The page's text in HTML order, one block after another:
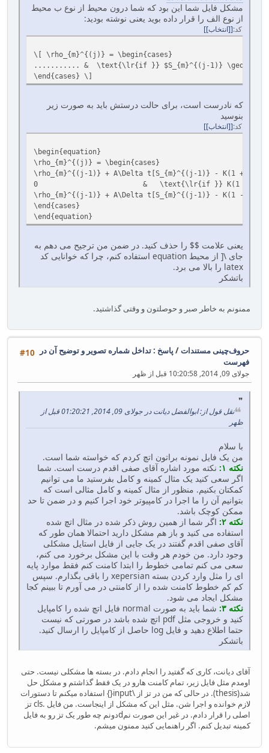
مشکل فایل شما این بود که شما درون محیط از نوع ب محیط
از نوع الف را قرار داده بوید یعنی نوشته بودید:
کد [انتخاب]
\[ \rho_{m}^{(j)} = \begin{cases}
........... & \text{\lr{if }} $S_{m}^{(j-1)}
\end{cases} \]
که نادرست است، برای حالت درستش باید به صورت زیر
بنوسید
کد [انتخاب]
\begin{equation}
\rho_{m}^{(j)} = \begin{cases}
\rho_{m}^{(j-1)} + A\Delta t[S_{m}^{(j-1)} - K(1 +
0 & \text{\lr{if }} K(1 - s) <
\rho_{m}^{(j-1)} + A\Delta t[S_{m}^{(j-1)}
\end{cases}
\end{equation}
یعنی علامت $$ را حذف کنید. در ضمن من ترجیح می دهم به
جای \[ از محیط equation استفاده کنم، چرا که خوانایی کد
latex را بالا می برد.
باتشکر
ممنونم به خاطر صبر و حوصلتون و وقتی گذاشتید.
#10 حروف‌چینی مستندات/ پاسخ : تداخل شماره تصویر و توضیح آن در
فهرست
جولای 09, 2014, 10:20:58 قبل از ظهر
نقل قول از: ابوالفضل دیانت در جولای 09, 2014, 01:20:21 قبل از
ظهر
با سلام
من یک فایل نمونه براتون اتچ کردم که خواسته شما است.
نکته ۱:
نکته مورد اشاره آقای صفی اقدم درست است. شما
اگر سعی کنید یک مثال کمینه و کامل بفرستید ما می توانیم
کمکتان بکنیم. منظور از مثال کمینه و کامل مثالی است که
بتوانیم آن را ما اجرا در کامپیوتر خود اجرا کنیم و در ضمن تا حد
ممکن کوچک باشد.
نکته ۲:
اگر شما از همین روش ذکر شده در مثال اتچ شده
استفاده می کنید و باز هم مشکل دارید احتمالا همان طور که
آقای صفی اقدم گفتند در یک جایی از فایل استایل مشکلی
وجود دارد. من خودم هر وقت با این مشکل برخورد می کنم،
سعی می کنم تمامی خطوط را ابتدا کامنت کنم فقط موارد پایه
ای را مثل وارد کردن بسته xepersian را باقی بگذارم. سپس
کم کم خطوط کامنت شده را از کامنتی در می آورم تا ببینم کجا
مشکل ایجاد می شود.
نکته ۳:
شما باید به صورت normal فایل اتچ شده را کامپایل
کنید و خروجی مثل pdf اتچ شده باشد در صورتی که نیست
حتما اطلاع دهید و فایل log حاصل از کامپایل را ارسال کنید.
باتشکر
آقای دیانت، کاری که گفتید را انجام دادم. در بسته ها مشکلی نیست. حتی
اومدم مثل فایل زیر، تمام کامنت هارو در یک فقط گذاشتم و مشکل حل
شد(thesis). در حالی که من در تز از \input{} استفاده میکنم تا دستورات
لازم خوانده و اجرا شن. مثل این که مشکل از اینجاست. من فایل .cls تز
اصلی را قرار دادم. در غیر این صورت نمdدونم چه طور یک تز رو به فایل
کمینه تبدیل کنم. اگر راهنمایی کنید ممنون میشم.